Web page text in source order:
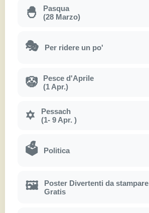
🐣
Pasqua
(28 Marzo)
🎭 Per ridere un po'
🤡
Pesce d'Aprile
(1 Apr.)
✡
Pessach
(1- 9 Apr. )
🗳 Politica
🖼
Poster Divertenti da stampare
Gratis